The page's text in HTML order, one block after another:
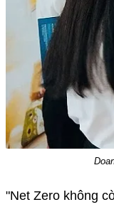
"Net Zero không